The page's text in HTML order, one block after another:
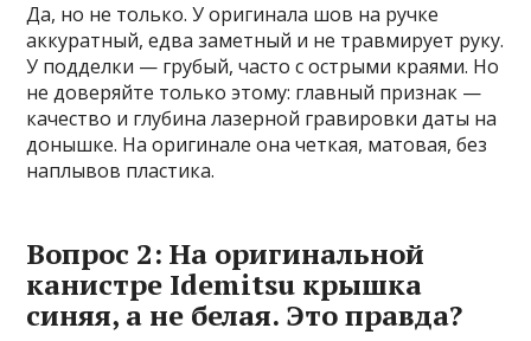
Да, но не только. У оригинала шов на ручке
аккуратный, едва заметный и не травмирует руку.
У подделки — грубый, часто с острыми краями. Но
не доверяйте только этому: главный признак —
качество и глубина лазерной гравировки даты на
донышке. На оригинале она четкая, матовая, без
наплывов пластика.
Вопрос 2: На оригинальной
канистре Idemitsu крышка
синяя, а не белая. Это правда?